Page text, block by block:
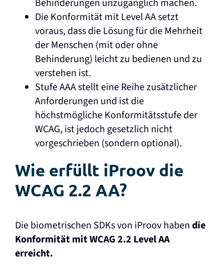
Behinderungen unzugänglich machen.
Die Konformität mit Level AA setzt
voraus, dass die Lösung für die Mehrheit
der Menschen (mit oder ohne
Behinderung) leicht zu bedienen und zu
verstehen ist.
Stufe AAA stellt eine Reihe zusätzlicher
Anforderungen und ist die
höchstmögliche Konformitätsstufe der
WCAG, ist jedoch gesetzlich nicht
vorgeschrieben (sondern optional).
Wie erfüllt iProov die
WCAG 2.2 AA?
Die biometrischen SDKs von iProov habendie
Konformität mit WCAG 2.2 Level AA
erreicht.